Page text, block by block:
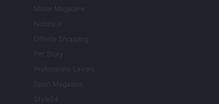
Motor Magazine
Notizie.it
Offerte Shopping
Pet Story
Professione Lavoro
Sport Magazine
Style24